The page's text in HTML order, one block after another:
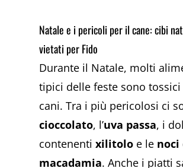
Natale e i pericoli per il cane: cibi
vietati per Fido
Durante il Natale, molti
tipici delle feste sono tossici
cani. Tra i più pericolosi ci
cioccolato, l’uva passa, i
contenentixilitolo e le noci
macadamia. Anche i piatti